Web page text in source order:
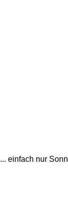
einfach nur